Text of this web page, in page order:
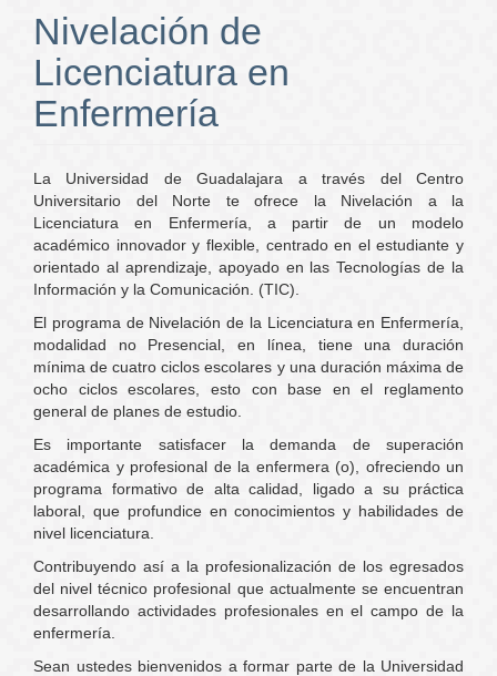
Nivelación de
Licenciatura en
Enfermería
La Universidad de Guadalajara a través del Centro
Universitario del Norte te ofrece la Nivelación a la
Licenciatura en Enfermería, a partir de un modelo
académico innovador y flexible, centrado en el estudiante y
orientado al aprendizaje, apoyado en las Tecnologías de la
Información y la Comunicación. (TIC).
El programa de Nivelación de la Licenciatura en Enfermería,
modalidad no Presencial, en línea, tiene una duración
mínima de cuatro ciclos escolares y una duración máxima de
ocho ciclos escolares, esto con base en el reglamento
general de planes de estudio.
Es importante satisfacer la demanda de superación
académica y profesional de la enfermera (o), ofreciendo un
programa formativo de alta calidad, ligado a su práctica
laboral, que profundice en conocimientos y habilidades de
nivel licenciatura.
Contribuyendo así a la profesionalización de los egresados
del nivel técnico profesional que actualmente se encuentran
desarrollando actividades profesionales en el campo de la
enfermería.
Sean ustedes bienvenidos a formar parte de la Universidad